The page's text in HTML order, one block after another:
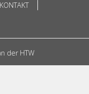
KONTAKT
der HTW